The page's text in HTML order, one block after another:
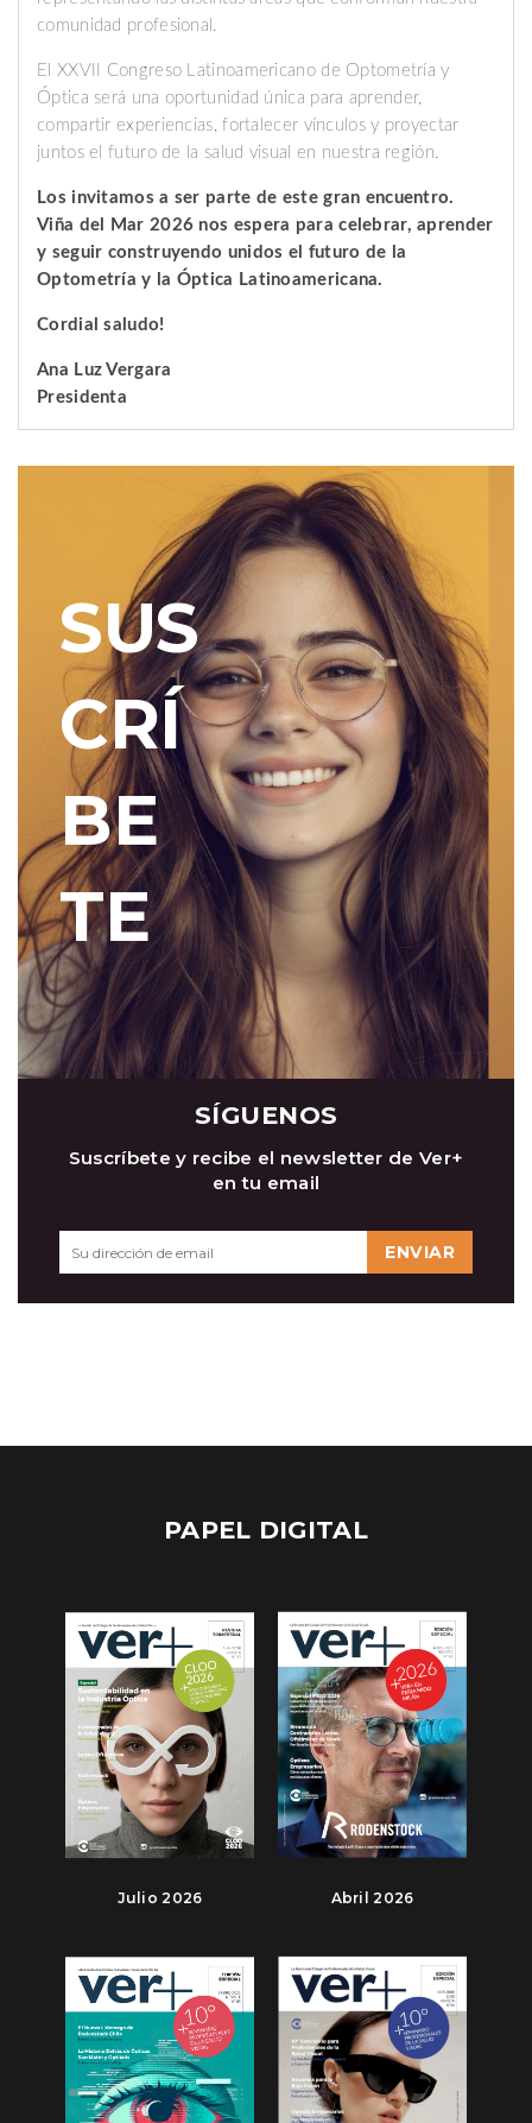
comunidad profesional.
El XXVII Congreso Latinoamericano de Optometría y
Óptica será una oportunidad única para aprender,
compartir experiencias, fortalecer vínculos y proyectar
juntos el futuro de la salud visual en nuestra región.
Los invitamos a ser parte de este gran encuentro.
Viña del Mar 2026 nos espera para celebrar, aprender
y seguir construyendo unidos el futuro de la
Optometría y la Óptica Latinoamericana.
Cordial saludo!
Ana Luz Vergara
Presidenta
SUS
CRÍ
BE
TE
SÍGUENOS
Suscríbete y recibe el newsletter de Ver+
en tu email
ENVIAR
PAPEL DIGITAL
Julio 2026 Abril 2026